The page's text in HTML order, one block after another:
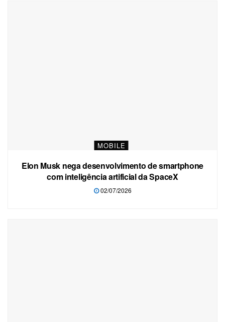
MOBILE
Elon Musk nega desenvolvimento de smartphone
com inteligência artificial da SpaceX
02/07/2026